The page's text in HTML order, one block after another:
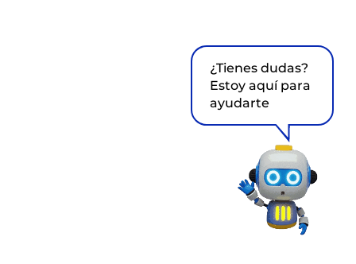
¿Tienes dudas?
Estoy aquí para
ayudarte